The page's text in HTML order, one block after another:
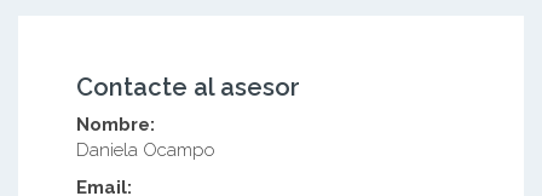
Contacte al asesor
Nombre:
Daniela Ocampo
Email: